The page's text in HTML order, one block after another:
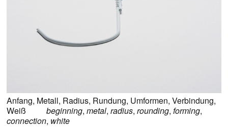
Anfang, Metall, Radius, Rundung, Umformen, Verbindung,
Weiß
beginning, metal, radius, rounding, forming,
connection, white